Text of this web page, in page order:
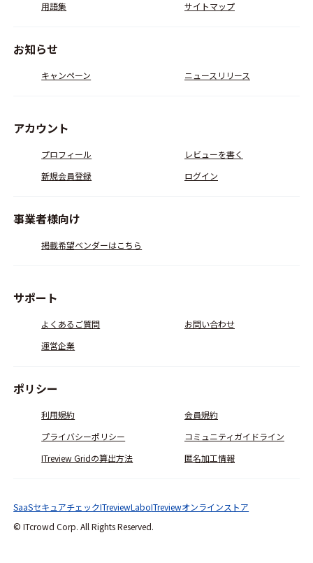
用語集
サイトマップ
お知らせ
キャンペーン ニュースリリース
アカウント
プロフィール
レビューを書く
新規会員登録
ログイン
事業者様向け
掲載希望ベンダーはこちら
サポート
よくあるご質問
お問い合わせ
運営企業
ポリシー
利用規約
会員規約
プライバシーポリシー
コミュニティガイドライン
ITreview Gridの算出方法
匿名加工情報
© ITcrowd Corp. All Rights Reserved.
SaaSセキュアチェックITreviewLaboITreviewオンラインストア